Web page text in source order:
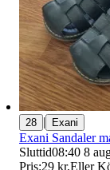
28 | Exani
Exani Sandaler
Sluttid08:40 8
Pris:29 kr,Eller